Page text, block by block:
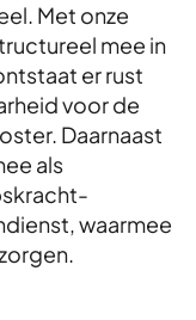
Met onze
mee in
er rust
voor de
Daarnaast
als
waarmee